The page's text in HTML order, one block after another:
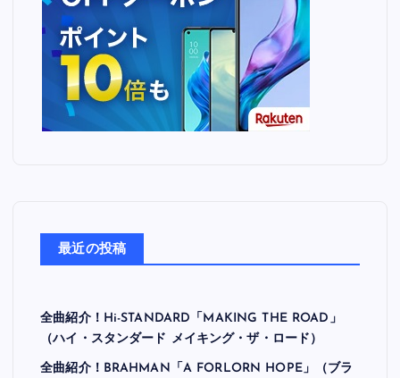
最近の投稿
全曲紹介！Hi-STANDARD「MAKING THE ROAD」
（ハイ・スタンダード メイキング・ザ・ロード）
全曲紹介！BRAHMAN「A FORLORN HOPE」（ブラ